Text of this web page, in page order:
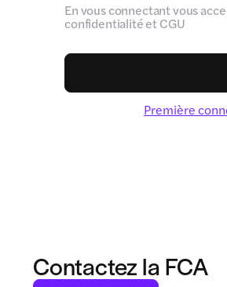
En vous connectant vous
confidentialité et CGU
Première
Contactez la FCA